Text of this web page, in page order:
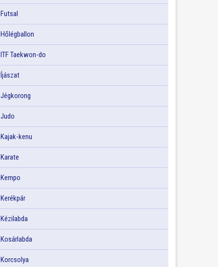
Futsal
Hőlégballon
ITF Taekwon-do
Íjászat
Jégkorong
Judo
Kajak-kenu
Karate
Kempo
Kerékpár
Kézilabda
Kosárlabda
Korcsolya